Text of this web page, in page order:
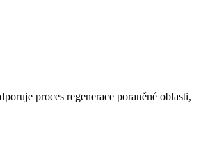
proces regenerace poraněné oblasti,